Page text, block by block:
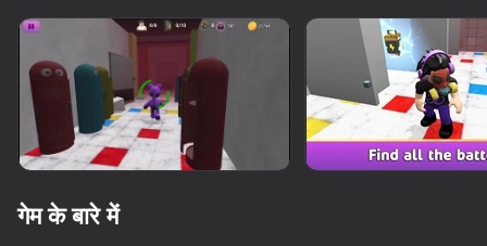
डिवाइस घुमाएँ
ओरिएंटेशन का समर्थन करता है
गेम के बारे में